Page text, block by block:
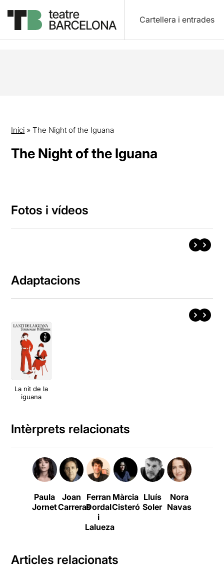
Cartellera i entrades
Inici »The Night of the Iguana
The Night of the Iguana
Fotos i vídeos
Adaptacions
La nit de la
iguana
Intèrprets relacionats
Paula
Jornet
Joan
Carreras
Ferran
Dordal
i
Lalueza
Màrcia
Cisteró
Lluís
Soler
Nora
Navas
Articles relacionats